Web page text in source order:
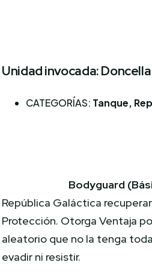
Unidad invocada:
CATEGORÍAS: Tanque,
Bodyguard
República Galáctica
Protección. Otorga Ventaja
aleatorio que no la tenga
evadir ni resistir.